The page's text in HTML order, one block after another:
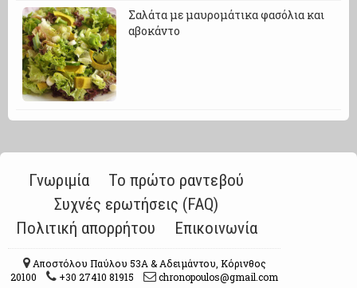
Σαλάτα με μαυρομάτικα φασόλια και
αβοκάντο
Γνωριμία
Το πρώτο ραντεβού
Συχνές ερωτήσεις (FAQ)
Πολιτική απορρήτου
Επικοινωνία
Αποστόλου Παύλου 53A & Αδειμάντου, Κόρινθος
20100
+30 27410 81915 chronopoulos@gmail.com